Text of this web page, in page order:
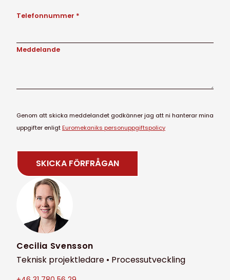
Telefonnummer *
Meddelande
Genom att skicka meddelandet godkänner jag att ni hanterar mina
uppgifter enligtEuromekaniks personuppgiftspolicy
Cecilia Svensson
Teknisk projektledare • Processutveckling